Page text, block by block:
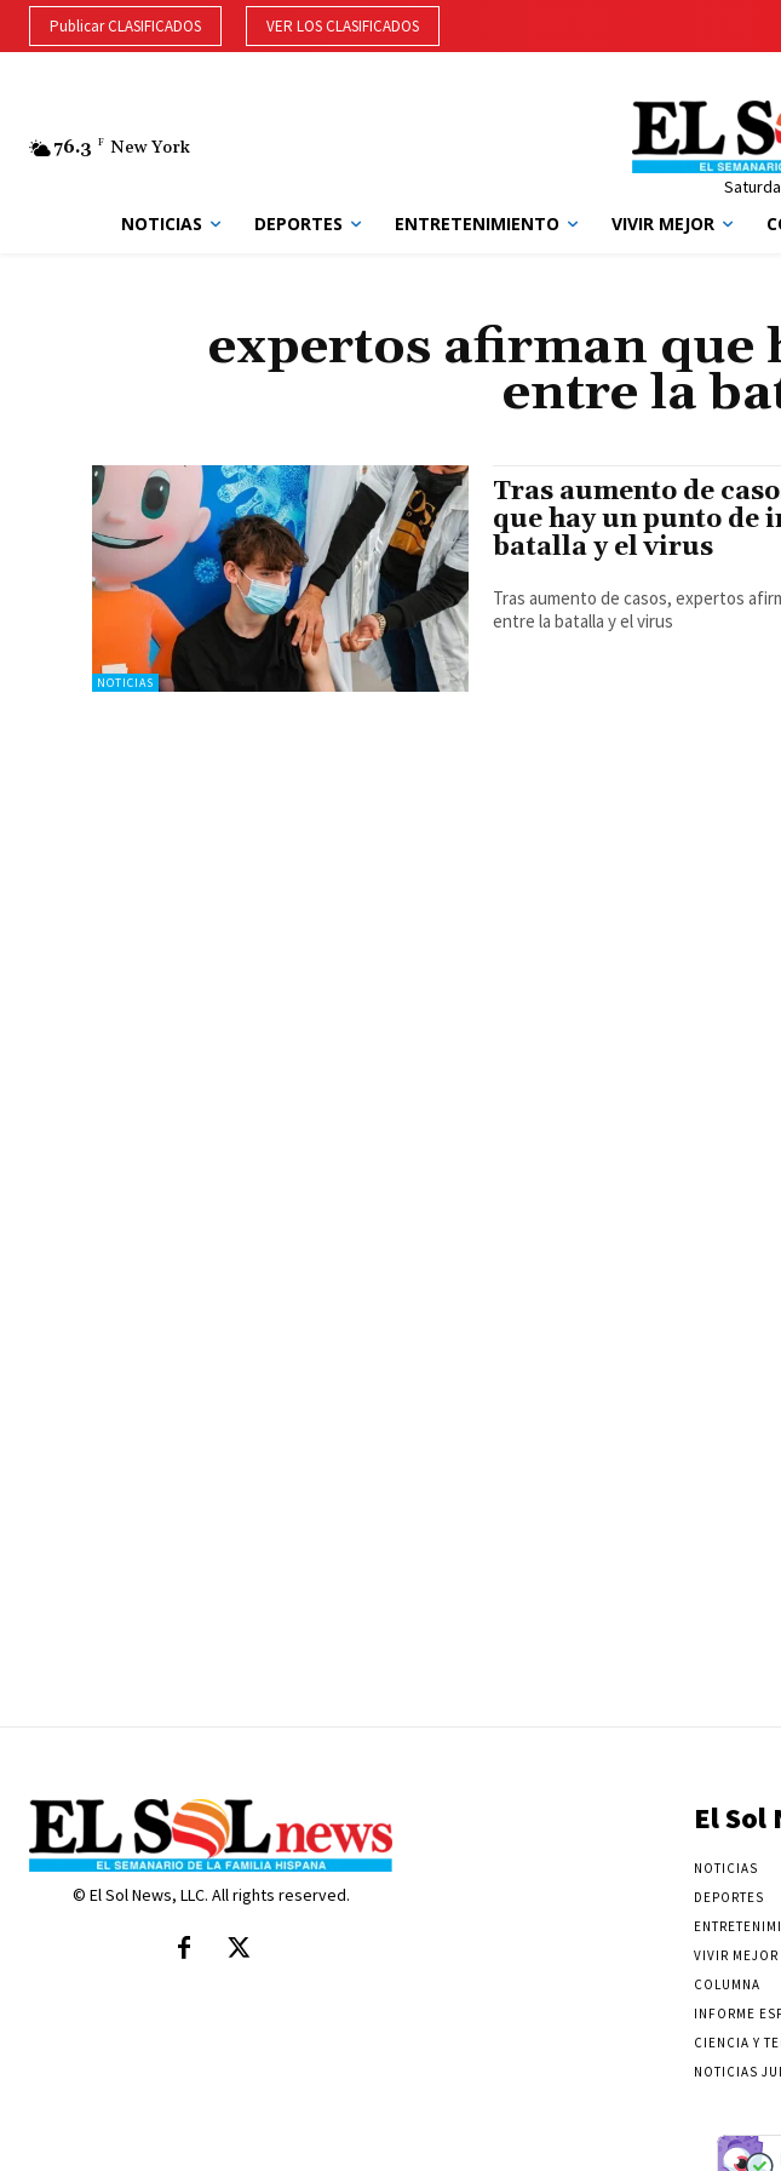
Publicar CLASIFICADOS VER LOS CLASIFICADOS
76.3 F New York
NOTICIAS DEPORTES ENTRETENIMIENTO VIVIR MEJOR
expertos afirman
entre la
NOTICIAS
Tras aumento de
que hay un punto de
batalla y el virus
Tras aumento de casos, expertos
entre la batalla y el virus
© El Sol News, LLC. All rights reserved.
El Sol
NOTICIAS
DEPORTES
VIVIR MEJOR
COLUMNA
INFORME
CIENCIA Y
NOTICIAS